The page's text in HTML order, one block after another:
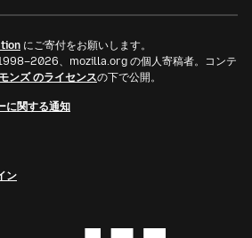
にご寄付をお願いします。
、mozilla.org の個人寄稿者。コンテ
ンズ のライセンスの下で公開。
に関する通知
ン